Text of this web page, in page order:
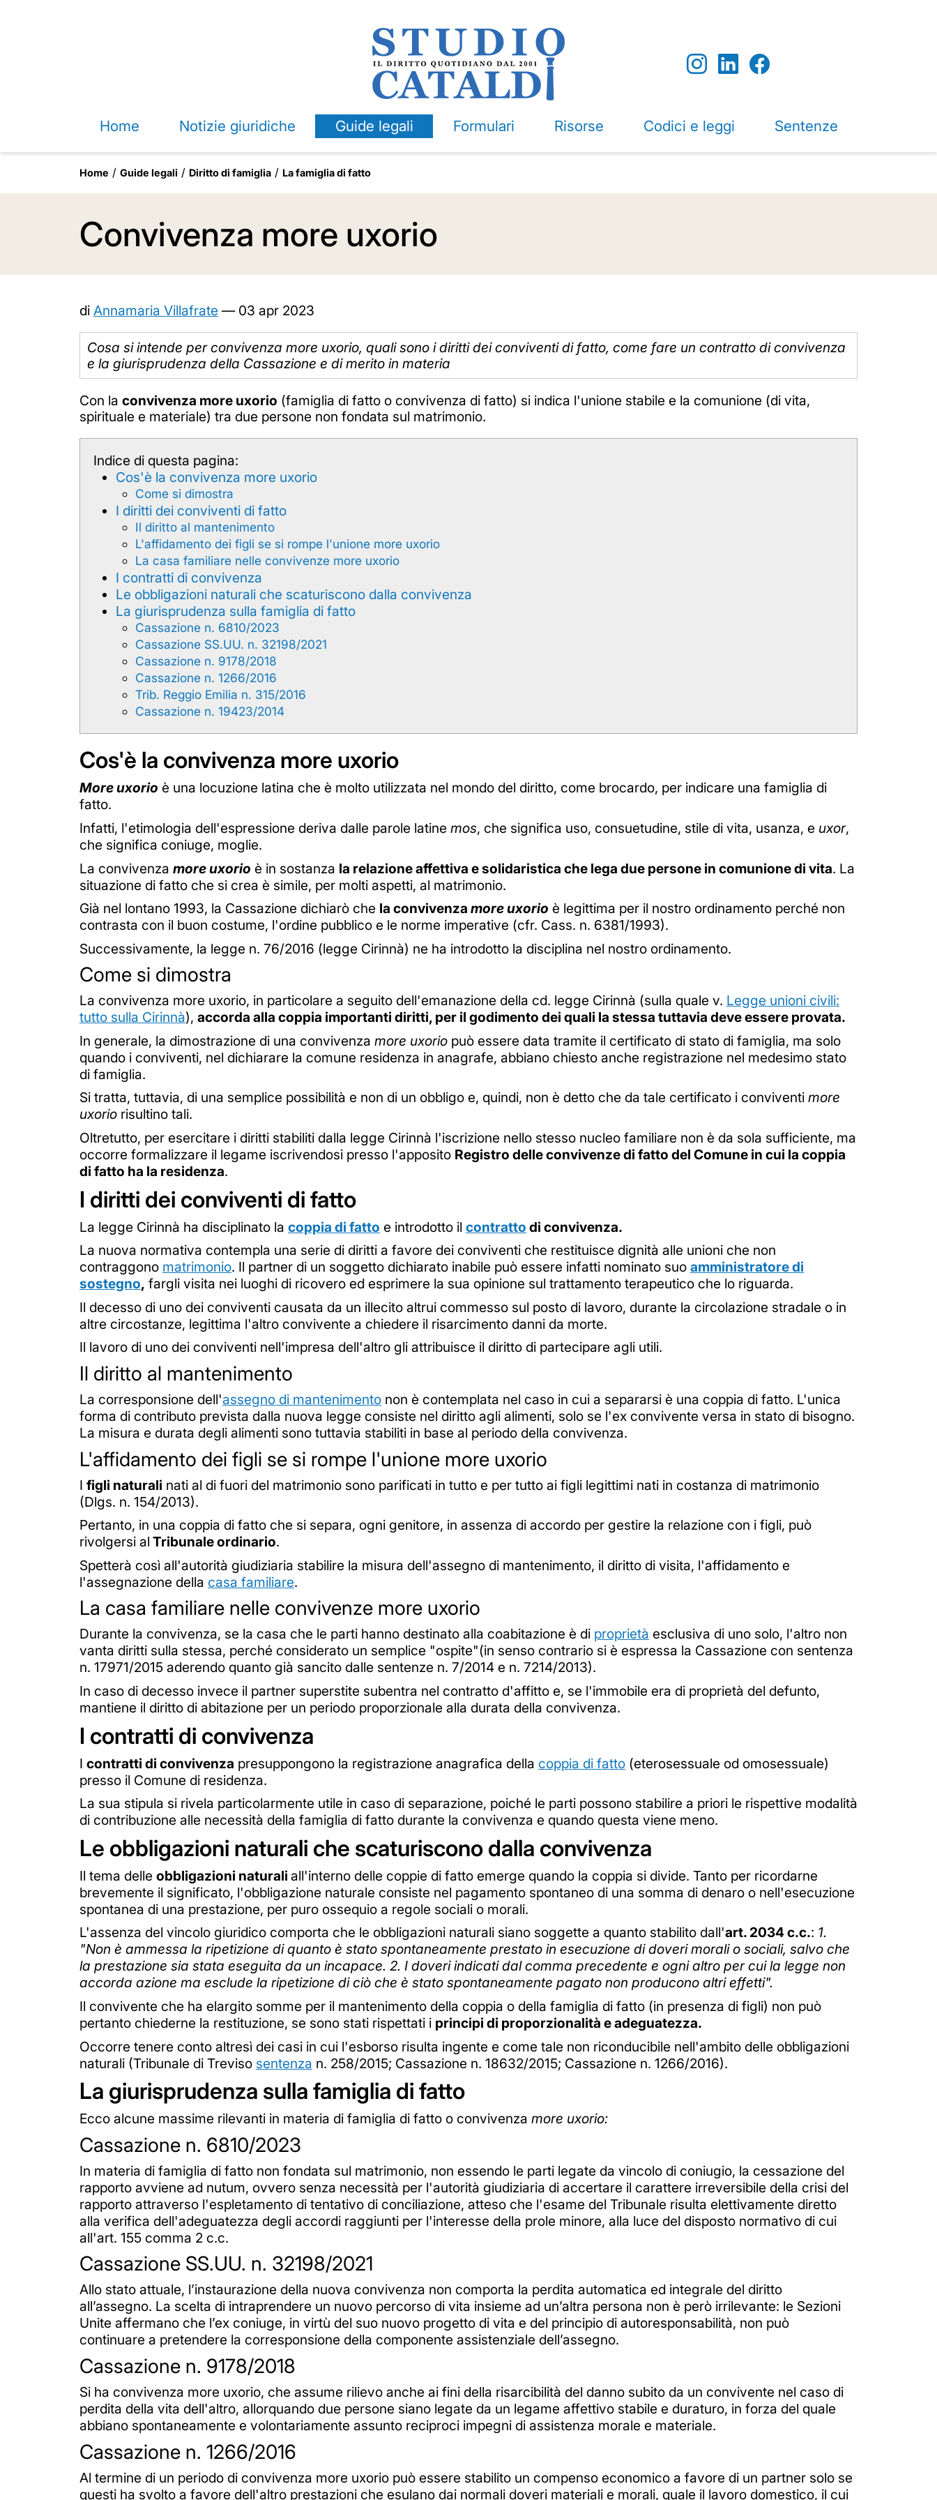
Home Notizie giuridiche Guide legali Formulari Risorse Codici e leggi Sentenze
Home Guide legali Diritto di famiglia La famiglia di fatto
Convivenza more uxorio
di Annamaria Villafrate — 03 apr 2023
Cosa si intende per convivenza more uxorio, quali sono i diritti dei conviventi di fatto, come fare un contratto di convivenza
e la giurisprudenza della Cassazione e di merito in materia
Con la convivenza more uxorio (famiglia di fatto o convivenza di fatto) si indica l'unione stabile e la comunione (di vita,
spirituale e materiale) tra due persone non fondata sul matrimonio.
Indice di questa pagina:
Cos'è la convivenza more uxorio
Come si dimostra
I diritti dei conviventi di fatto
Il diritto al mantenimento
L'affidamento dei figli se si rompe l'unione more uxorio
La casa familiare nelle convivenze more uxorio
I contratti di convivenza
Le obbligazioni naturali che scaturiscono dalla convivenza
La giurisprudenza sulla famiglia di fatto
Cassazione n. 6810/2023
Cassazione SS.UU. n. 32198/2021
Cassazione n. 9178/2018
Cassazione n. 1266/2016
Trib. Reggio Emilia n. 315/2016
Cassazione n. 19423/2014
Cos'è la convivenza more uxorio
More uxorio è una locuzione latina che è molto utilizzata nel mondo del diritto, come brocardo, per indicare una famiglia di
fatto.
Infatti, l'etimologia dell'espressione deriva dalle parole latine mos, che significa uso, consuetudine, stile di vita, usanza, e uxor,
che significa coniuge, moglie.
La convivenza more uxorio è in sostanza la relazione affettiva e solidaristica che lega due persone in comunione di vita. La
situazione di fatto che si crea è simile, per molti aspetti, al matrimonio.
Già nel lontano 1993, la Cassazione dichiarò che la convivenza more uxorio è legittima per il nostro ordinamento perché non
contrasta con il buon costume, l'ordine pubblico e le norme imperative (cfr. Cass. n. 6381/1993).
Successivamente, la legge n. 76/2016 (legge Cirinnà) ne ha introdotto la disciplina nel nostro ordinamento.
Come si dimostra
La convivenza more uxorio, in particolare a seguito dell'emanazione della cd. legge Cirinnà (sulla quale v. Legge unioni civili:
tutto sulla Cirinnà), accorda alla coppia importanti diritti, per il godimento dei quali la stessa tuttavia deve essere provata.
In generale, la dimostrazione di una convivenza more uxorio può essere data tramite il certificato di stato di famiglia, ma solo
quando i conviventi, nel dichiarare la comune residenza in anagrafe, abbiano chiesto anche registrazione nel medesimo stato
di famiglia.
Si tratta, tuttavia, di una semplice possibilità e non di un obbligo e, quindi, non è detto che da tale certificato i conviventi more
uxorio risultino tali.
Oltretutto, per esercitare i diritti stabiliti dalla legge Cirinnà l'iscrizione nello stesso nucleo familiare non è da sola sufficiente, ma
occorre formalizzare il legame iscrivendosi presso l'apposito Registro delle convivenze di fatto del Comune in cui la coppia
di fatto ha la residenza.
I diritti dei conviventi di fatto
La legge Cirinnà ha disciplinato la coppia di fatto e introdotto il contratto di convivenza.
La nuova normativa contempla una serie di diritti a favore dei conviventi che restituisce dignità alle unioni che non
contraggono matrimonio. Il partner di un soggetto dichiarato inabile può essere infatti nominato suo amministratore di
sostegno, fargli visita nei luoghi di ricovero ed esprimere la sua opinione sul trattamento terapeutico che lo riguarda.
Il decesso di uno dei conviventi causata da un illecito altrui commesso sul posto di lavoro, durante la circolazione stradale o in
altre circostanze, legittima l'altro convivente a chiedere il risarcimento danni da morte.
Il lavoro di uno dei conviventi nell'impresa dell'altro gli attribuisce il diritto di partecipare agli utili.
Il diritto al mantenimento
La corresponsione dell'assegno di mantenimento non è contemplata nel caso in cui a separarsi è una coppia di fatto. L'unica
forma di contributo prevista dalla nuova legge consiste nel diritto agli alimenti, solo se l'ex convivente versa in stato di bisogno.
La misura e durata degli alimenti sono tuttavia stabiliti in base al periodo della convivenza.
L'affidamento dei figli se si rompe l'unione more uxorio
I figli naturali nati al di fuori del matrimonio sono parificati in tutto e per tutto ai figli legittimi nati in costanza di matrimonio
(Dlgs. n. 154/2013).
Pertanto, in una coppia di fatto che si separa, ogni genitore, in assenza di accordo per gestire la relazione con i figli, può
rivolgersi al Tribunale ordinario.
Spetterà così all'autorità giudiziaria stabilire la misura dell'assegno di mantenimento, il diritto di visita, l'affidamento e
l'assegnazione della casa familiare.
La casa familiare nelle convivenze more uxorio
Durante la convivenza, se la casa che le parti hanno destinato alla coabitazione è di proprietà esclusiva di uno solo, l'altro non
vanta diritti sulla stessa, perché considerato un semplice "ospite"(in senso contrario si è espressa la Cassazione con sentenza
n. 17971/2015 aderendo quanto già sancito dalle sentenze n. 7/2014 e n. 7214/2013).
In caso di decesso invece il partner superstite subentra nel contratto d'affitto e, se l'immobile era di proprietà del defunto,
mantiene il diritto di abitazione per un periodo proporzionale alla durata della convivenza.
I contratti di convivenza
I contratti di convivenza presuppongono la registrazione anagrafica della coppia di fatto (eterosessuale od omosessuale)
presso il Comune di residenza.
La sua stipula si rivela particolarmente utile in caso di separazione, poiché le parti possono stabilire a priori le rispettive modalità
di contribuzione alle necessità della famiglia di fatto durante la convivenza e quando questa viene meno.
Le obbligazioni naturali che scaturiscono dalla convivenza
Il tema delle obbligazioni naturali all'interno delle coppie di fatto emerge quando la coppia si divide. Tanto per ricordarne
brevemente il significato, l'obbligazione naturale consiste nel pagamento spontaneo di una somma di denaro o nell'esecuzione
spontanea di una prestazione, per puro ossequio a regole sociali o morali.
L'assenza del vincolo giuridico comporta che le obbligazioni naturali siano soggette a quanto stabilito dall'art. 2034 c.c.: 1.
"Non è ammessa la ripetizione di quanto è stato spontaneamente prestato in esecuzione di doveri morali o sociali, salvo che
la prestazione sia stata eseguita da un incapace. 2. I doveri indicati dal comma precedente e ogni altro per cui la legge non
accorda azione ma esclude la ripetizione di ciò che è stato spontaneamente pagato non producono altri effetti".
Il convivente che ha elargito somme per il mantenimento della coppia o della famiglia di fatto (in presenza di figli) non può
pertanto chiederne la restituzione, se sono stati rispettati i principi di proporzionalità e adeguatezza.
Occorre tenere conto altresì dei casi in cui l'esborso risulta ingente e come tale non riconducibile nell'ambito delle obbligazioni
naturali (Tribunale di Treviso sentenza n. 258/2015; Cassazione n. 18632/2015; Cassazione n. 1266/2016).
La giurisprudenza sulla famiglia di fatto
Ecco alcune massime rilevanti in materia di famiglia di fatto o convivenza more uxorio:
Cassazione n. 6810/2023
In materia di famiglia di fatto non fondata sul matrimonio, non essendo le parti legate da vincolo di coniugio, la cessazione del
rapporto avviene ad nutum, ovvero senza necessità per l'autorità giudiziaria di accertare il carattere irreversibile della crisi del
rapporto attraverso l'espletamento di tentativo di conciliazione, atteso che l'esame del Tribunale risulta elettivamente diretto
alla verifica dell'adeguatezza degli accordi raggiunti per l'interesse della prole minore, alla luce del disposto normativo di cui
all'art. 155 comma 2 c.c.
Cassazione SS.UU. n. 32198/2021
Allo stato attuale, l’instaurazione della nuova convivenza non comporta la perdita automatica ed integrale del diritto
all’assegno. La scelta di intraprendere un nuovo percorso di vita insieme ad un’altra persona non è però irrilevante: le Sezioni
Unite affermano che l’ex coniuge, in virtù del suo nuovo progetto di vita e del principio di autoresponsabilità, non può
continuare a pretendere la corresponsione della componente assistenziale dell’assegno.
Cassazione n. 9178/2018
Si ha convivenza more uxorio, che assume rilievo anche ai fini della risarcibilità del danno subito da un convivente nel caso di
perdita della vita dell'altro, allorquando due persone siano legate da un legame affettivo stabile e duraturo, in forza del quale
abbiano spontaneamente e volontariamente assunto reciproci impegni di assistenza morale e materiale.
Cassazione n. 1266/2016
Al termine di un periodo di convivenza more uxorio può essere stabilito un compenso economico a favore di un partner solo se
questi ha svolto a favore dell'altro prestazioni che esulano dai normali doveri materiali e morali, quale il lavoro domestico, il cui